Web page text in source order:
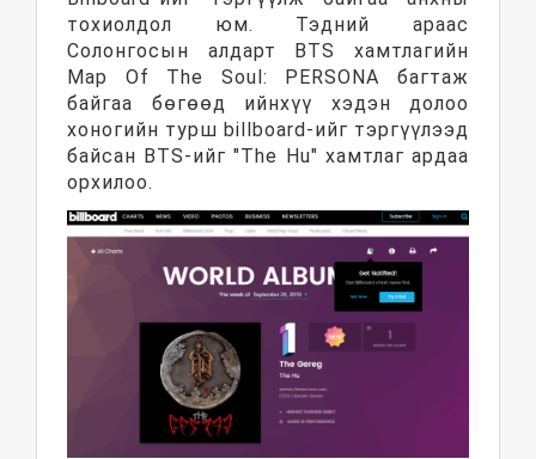
тохиолдол юм. Тэдний араас
Солонгосын алдарт BTS хамтлагийн
Map Of The Soul: PERSONA багтаж
байгаа бөгөөд ийнхүү хэдэн долоо
хоногийн турш billboard-ийг тэргүүлээд
байсан BTS-ийг "The Hu" хамтлаг ардаа
орхилоо.